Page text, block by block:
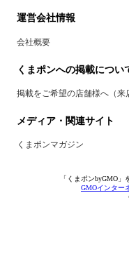
運営会社情報
会社概要
くまポンへの掲載につい
掲載をご希望の店舗様へ（来
メディア・関連サイト
くまポンマガジン
「くまポンbyGMO
GMOインター